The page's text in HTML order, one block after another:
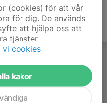
(cookies) för att vår
för dig. De används
att hjälpa oss att
tjänster.
vi cookies
kakor